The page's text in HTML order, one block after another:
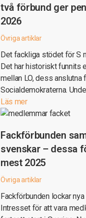
två förbund ger
2026
Övriga artiklar
Det fackliga stödet för S
Det har historiskt funnits
mellan LO, dess anslutna
Socialdemokraterna.
Läs mer
Fackförbunden
svenskar – dessa
mest 2025
Övriga artiklar
Fackförbunden lockar
Intresset för att vara